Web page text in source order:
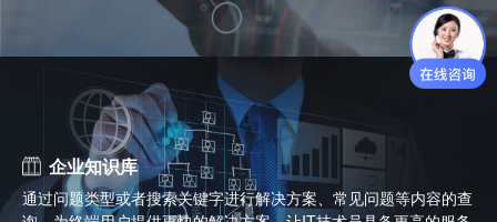
企业知识库
通过问题类型或者搜索关键字进行解决方案、常见问题等内容的查